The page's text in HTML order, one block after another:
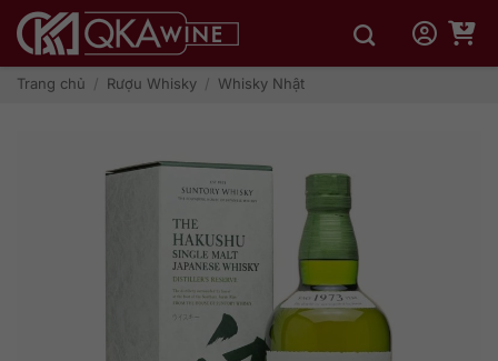
qua
dungTrang chủ / Rượu Whisky / Whisky Nhật